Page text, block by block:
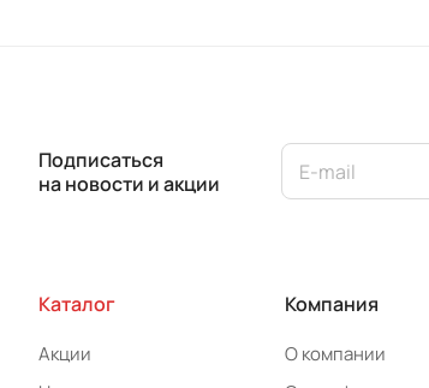
Подписаться
на новости и акции
Каталог
Акции
Компания
О компании